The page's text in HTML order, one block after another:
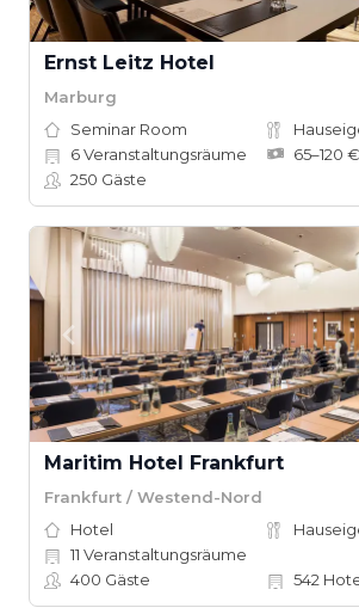
Ernst Leitz Hotel
Marburg
Seminar Room
6Veranstaltungsräume
65–120
250 Gäste
Maritim Hotel Frankfurt
Frankfurt / Westend-Nord
Hotel
11 Veranstaltungsräume
400 Gäste 542